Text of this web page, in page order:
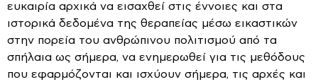
ευκαιρία αρχικά να εισαχθεί στις έννοιες και στα
ιστορικά δεδομένα της θεραπείας μέσω εικαστικών
στην πορεία του ανθρώπινου πολιτισμού από τα
σπήλαια ως σήμερα, να ενημερωθεί για τις μεθόδους
που εφαρμόζονται και ισχύουν σήμερα, τις αρχές και